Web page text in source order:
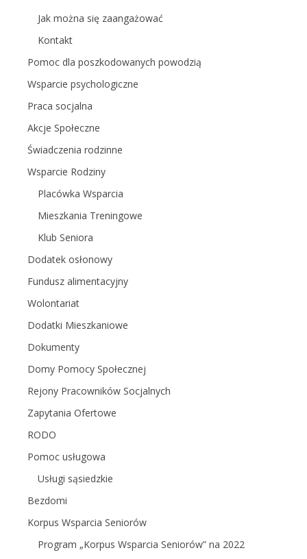
Jak można się zaangażować
Kontakt
Pomoc dla poszkodowanych powodzią
Wsparcie psychologiczne
Praca socjalna
Akcje Społeczne
Świadczenia rodzinne
Wsparcie Rodziny
Placówka Wsparcia
Mieszkania Treningowe
Klub Seniora
Dodatek osłonowy
Fundusz alimentacyjny
Wolontariat
Dodatki Mieszkaniowe
Dokumenty
Domy Pomocy Społecznej
Rejony Pracowników Socjalnych
Zapytania Ofertowe
RODO
Pomoc usługowa
Usługi sąsiedzkie
Bezdomi
Korpus Wsparcia Seniorów
Program „Korpus Wsparcia Seniorów” na 2022